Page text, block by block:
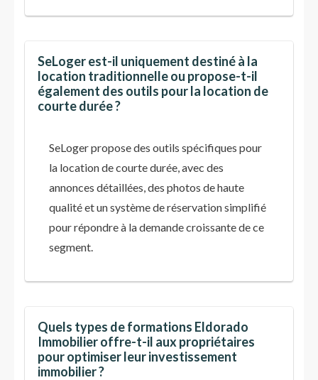
SeLoger est-il uniquement destiné à la
location traditionnelle ou propose-t-il
également des outils pour la location de
courte durée ?
SeLoger propose des outils spécifiques pour
la location de courte durée, avec des
annonces détaillées, des photos de haute
qualité et un système de réservation simplifié
pour répondre à la demande croissante de ce
segment.
Quels types de formations Eldorado
Immobilier offre-t-il aux propriétaires
pour optimiser leur investissement
immobilier ?